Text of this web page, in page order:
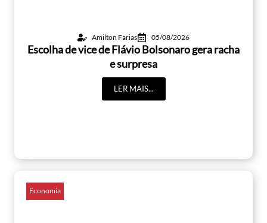
Amilton Farias 05/08/2026
Escolha de vice de Flávio Bolsonaro gera racha
e surpresa
LER MAIS...
Economia